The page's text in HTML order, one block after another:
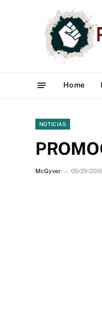
Home
NOTICIAS
McGyver 05/29/2016